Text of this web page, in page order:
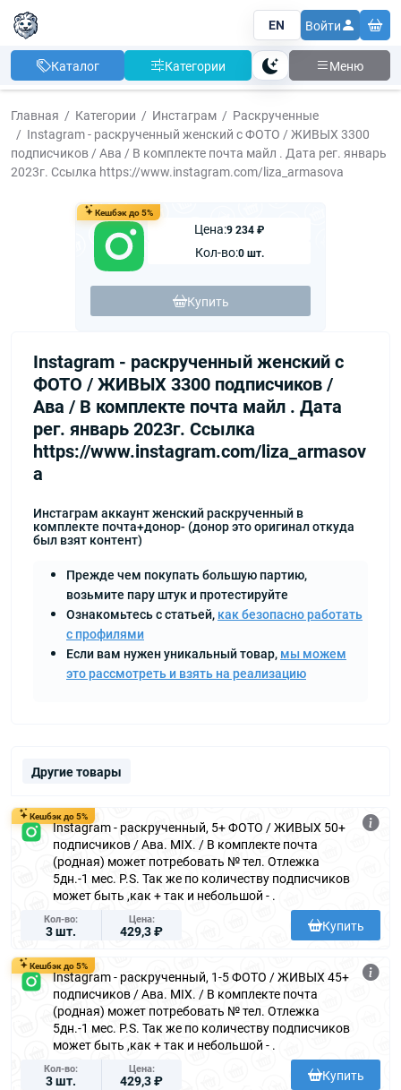
EN Войти
Каталог Категории Тема Меню
Главная Категории Инстаграм
Раскрученные
Instagram - раскрученный женский с ФОТО / ЖИВЫХ 3300
подписчиков / Ава / В комплекте почта майл . Дата рег. январь
2023г. Ссылка https://www.instagram.com/liza_armasova
Кешбэк до 5%
Цена:9 234 ₽
Кол-во:0 шт.
Купить
Instagram - раскрученный женский с
ФОТО / ЖИВЫХ 3300 подписчиков /
Ава / В комплекте почта майл . Дата
рег. январь 2023г. Ссылка
https://www.instagram.com/liza_armasov
a
Инстаграм аккаунт женский раскрученный в
комплекте почта+донор- (донор это оригинал откуда
был взят контент)
Прежде чем покупать большую партию,
возьмите пару штук и протестируйте
Ознакомьтесь с статьей, как безопасно работать
с профилями
Если вам нужен уникальный товар, мы можем
это рассмотреть и взять на реализацию
Другие товары
Кешбэк до 5%
Instagram - раскрученный, 5+ ФОТО / ЖИВЫХ 50+
подписчиков / Ава. MIX. / В комплекте почта
(родная) может потребовать № тел. Отлежка
5дн.-1 мес. P.S. Так же по количеству подписчиков
может быть ,как + так и небольшой - .
Кол-во
3 шт.
Цена
429,3 ₽ Купить
Кешбэк до 5%
Instagram - раскрученный, 1-5 ФОТО / ЖИВЫХ 45+
подписчиков / Ава. MIX. / В комплекте почта
(родная) может потребовать № тел. Отлежка
5дн.-1 мес. P.S. Так же по количеству подписчиков
может быть ,как + так и небольшой - .
Кол-во
3 шт.
Цена
429,3 ₽ Купить